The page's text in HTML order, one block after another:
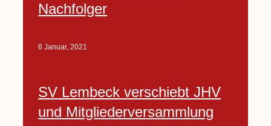
Nachfolger
6 Januar, 2021
SV Lembeck verschiebt JHV
und Mitgliederversammlung